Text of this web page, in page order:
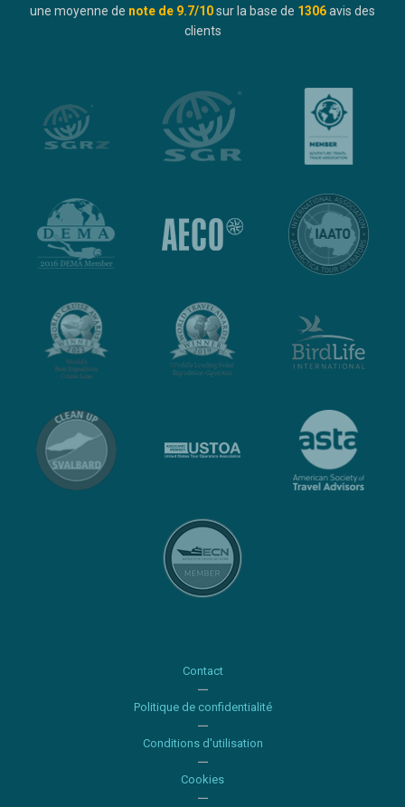
une moyenne de note de 9.7/10sur la base de 1306avis des
clients
Contact
Politique de confidentialité
Conditions d'utilisation
Cookies